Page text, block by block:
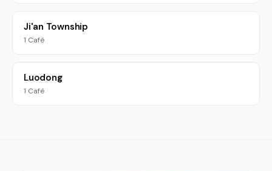
Ji'an Township
1 Café
Luodong
1 Café